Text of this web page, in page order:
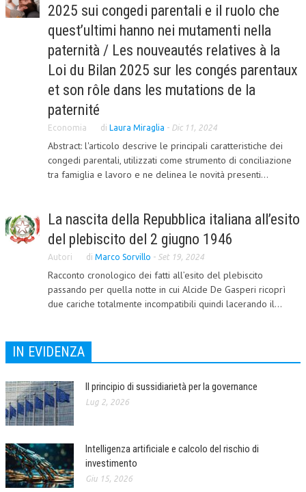
ALTA FORMAZIONE
CORSI CE.S.E.D.
ARCHIVIO CORSI 2015
DIVENTA SOCIO
BROCHURE CE.S.E.D.
LA RIVISTA
COMITATO EDITORIALE
REDAZIONE
CODICE ETICO
COLLABORA CON NOI
CORPORATE SOCIAL RESPONSIBILITY
ECONOMIA DELL’ARTE
INTERNAZIONALIZZAZIONE
HUMAN RESOURCES
2025 sui congedi parentali e il ruolo che
quest’ultimi hanno nei mutamenti nella
paternità / Les nouveautés relatives à la
Loi du Bilan 2025 sur les congés parentaux
et son rôle dans les mutations de la
paternité
Economia di Laura Miraglia - Dic 11, 2024
Abstract: l'articolo descrive le principali caratteristiche dei
congedi parentali, utilizzati come strumento di conciliazione
tra famiglia e lavoro e ne delinea le novità presenti...
La nascita della Repubblica italiana all’esito
del plebiscito del 2 giugno 1946
Autori di Marco Sorvillo - Set 19, 2024
Racconto cronologico dei fatti all’esito del plebiscito
passando per quella notte in cui Alcide De Gasperi ricoprì
due cariche totalmente incompatibili quindi lacerando il...
IN EVIDENZA
Il principio di sussidiarietà per la governance
Lug 2, 2026
Intelligenza artificiale e calcolo del rischio di
investimento
Giu 15, 2026